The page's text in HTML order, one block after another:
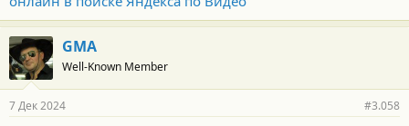
GMA
Well-Known Member
7 Дек 2024 #3.058